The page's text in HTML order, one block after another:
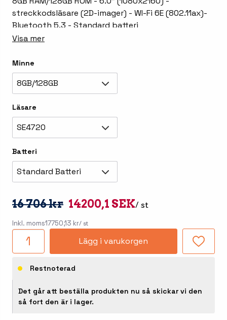
streckkodsläsare (2D-imager) - WI-Fi 6E (802.11ax)-
Bluetooth 5.3 - Standard batteri
Visa mer
Minne
8GB/128GB
Läsare
SE4720
Batteri
Standard Batteri
16 706 kr 14200,1 SEK/ st
Inkl. moms17750,13 kr/ st
Lägg i varukorgen
Restnoterad
Det går att beställa produkten nu så skickar vi den
så fort den är i lager.